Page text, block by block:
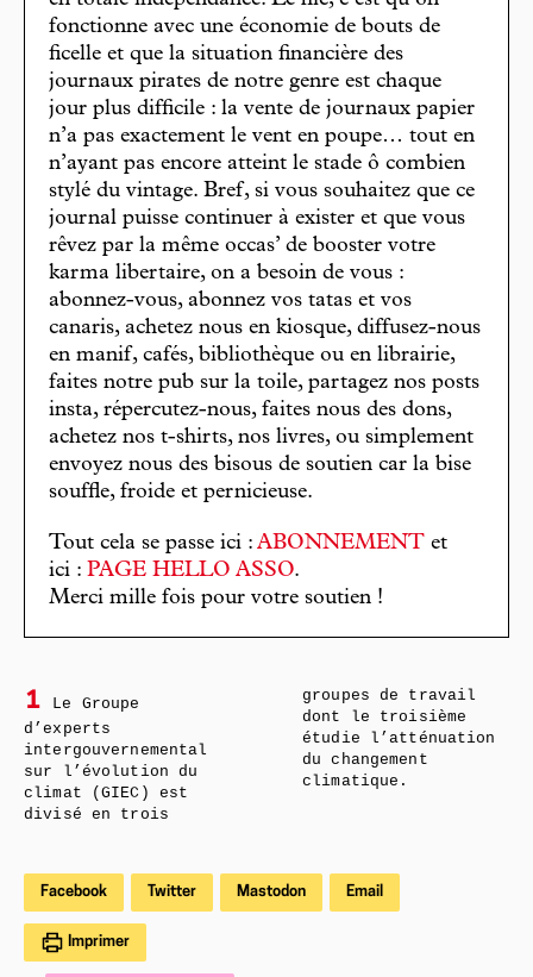
fonctionne avec une économie de bouts de
ficelle et que la situation financière des
journaux pirates de notre genre est chaque
jour plus difficile : la vente de journaux papier
n’a pas exactement le vent en poupe… tout en
n’ayant pas encore atteint le stade ô combien
stylé du vintage. Bref, si vous souhaitez que ce
journal puisse continuer à exister et que vous
rêvez par la même occas’ de booster votre
karma libertaire, on a besoin de vous :
abonnez-vous, abonnez vos tatas et vos
canaris, achetez nous en kiosque, diffusez-nous
en manif, cafés, bibliothèque ou en librairie,
faites notre pub sur la toile, partagez nos posts
insta, répercutez-nous, faites nous des dons,
achetez nos t-shirts, nos livres, ou simplement
envoyez nous des bisous de soutien car la bise
souffle, froide et pernicieuse.
Tout cela se passe ici : ABONNEMENT et
ici : PAGE HELLO ASSO.
Merci mille fois pour votre soutien !
1
Le Groupe
d’experts
intergouvernemental
sur l’évolution du
climat (GIEC) est
divisé en trois
groupes de travail
dont le troisième
étudie l’atténuation
du changement
climatique.
Facebook Twitter Mastodon Email
Imprimer